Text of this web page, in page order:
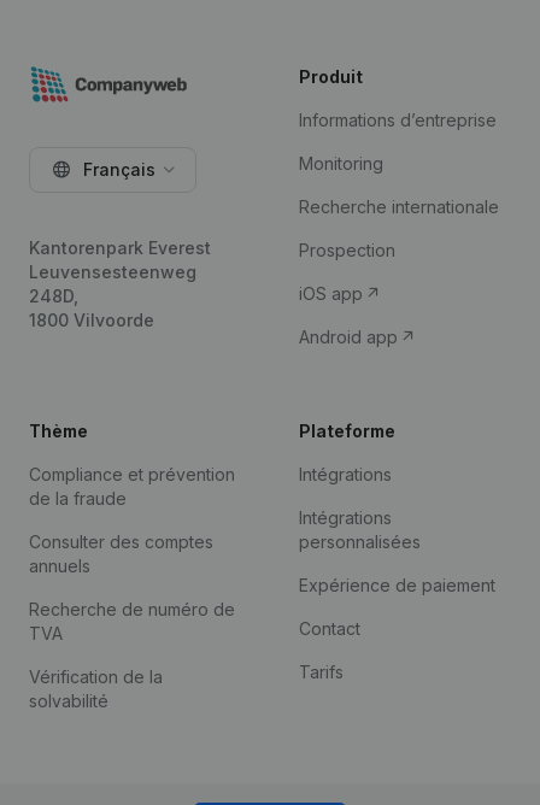
Français
Kantorenpark Everest
Leuvensesteenweg
248D,
1800 Vilvoorde
Produit
Informations d’entreprise
Monitoring
Recherche internationale
Prospection
iOS app
Android app
Thème
Compliance et prévention
de la fraude
Consulter des comptes
annuels
Recherche de numéro de
TVA
Vérification de la
solvabilité
Plateforme
Intégrations
Intégrations
personnalisées
Expérience de paiement
Contact
Tarifs